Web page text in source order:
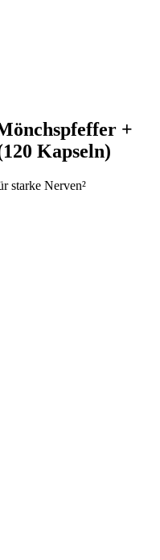
+
Kapseln)
starke Nerven²